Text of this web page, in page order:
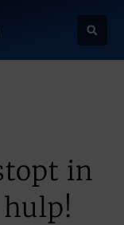
in
hulp!